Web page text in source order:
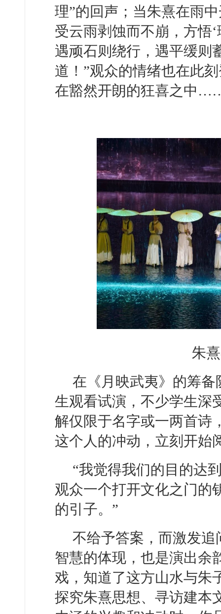
理”的回声；当朱熹在雨
受云雨剥蚀而不崩，方悟
遇顽石则绕行，遇平缓则
道！”观众的情绪也在此
在豁然开朗的狂喜之中
朱
在《月映武夷》的筹
生观看试演，不少学生深
解仅限于名字或一两首诗
这个人的冲动，立刻开始
“我觉得我们的目的达
观众一个打开文化之门的
的引子。”
不给予答案，而激发追
智慧的体现，也是演出余
戏，知道了这方山水与朱
探究朱熹思想、寻访建本